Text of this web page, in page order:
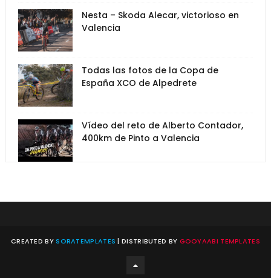
Nesta – Skoda Alecar, victorioso en
Valencia
Todas las fotos de la Copa de
España XCO de Alpedrete
Vídeo del reto de Alberto Contador,
400km de Pinto a Valencia
CREATED BYSORATEMPLATES | DISTRIBUTED BY GOOYAABI TEMPLATES